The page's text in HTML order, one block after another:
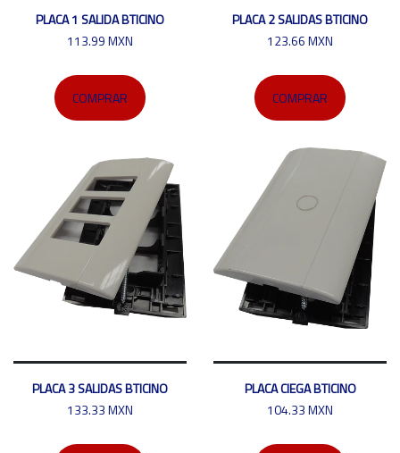
PLACA 1 SALIDA BTICINO
113.99 MXN
COMPRAR
PLACA 2 SALIDAS BTICINO
123.66 MXN
COMPRAR
PLACA 3 SALIDAS BTICINO
133.33 MXN
PLACA CIEGA BTICINO
104.33 MXN